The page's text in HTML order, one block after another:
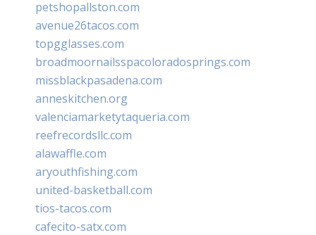
petshopallston.com
avenue26tacos.com
topgglasses.com
broadmoornailsspacoloradosprings.com
missblackpasadena.com
anneskitchen.org
valenciamarketytaqueria.com
reefrecordsllc.com
alawaffle.com
aryouthfishing.com
united-basketball.com
tios-tacos.com
cafecito-satx.com